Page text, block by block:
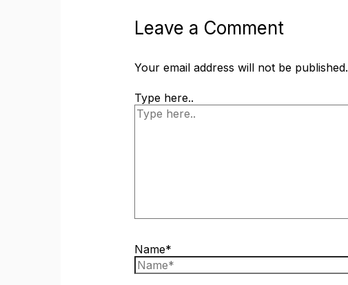
Leave a Comment
Your email address will not be published.
Type here..
Name*